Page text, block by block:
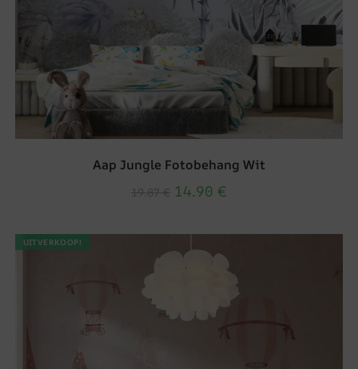
Aap Jungle Fotobehang Wit
14.90 €
UITVERKOOP!